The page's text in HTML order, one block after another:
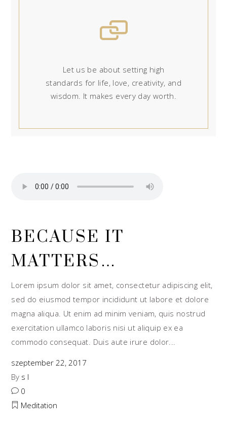
Let us be about setting high
standards for life, love, creativity, and
wisdom. It makes every day worth.
BECAUSE IT
MATTERS…
Lorem ipsum dolor sit amet, consectetur adipiscing elit,
sed do eiusmod tempor incididunt ut labore et dolore
magna aliqua. Ut enim ad minim veniam, quis nostrud
exercitation ullamco laboris nisi ut aliquip ex ea
commodo consequat. Duis aute irure dolor
szeptember 22, 2017
By s l
0
Meditation